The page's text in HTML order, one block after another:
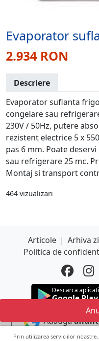
Evaporator
2.934 RON
Descriere
Evaporator suflanta
congelare sau
230V / 50Hz, putere
rezistent electrice 5 x
pas 6 mm. Poate
sau refrigerare 25 mc.
Montaj si transport
464 vizualizari
Prin utilizarea serviciilor
Articole | Arhiva
Politica de
Descarca
Google Play
Adauga